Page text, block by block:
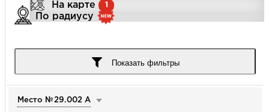
На карте
1
По радиусу
Улица
Показать фильтры
Место №29.002 А